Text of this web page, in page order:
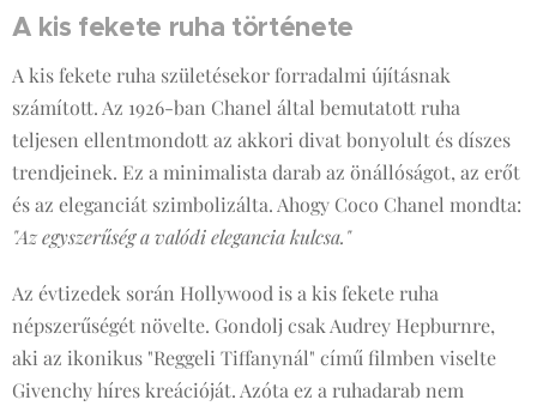
A kis fekete ruha története
A kis fekete ruha születésekor forradalmi újításnak
számított. Az 1926-ban Chanel által bemutatott ruha
teljesen ellentmondott az akkori divat bonyolult és díszes
trendjeinek. Ez a minimalista darab az önállóságot, az erőt
és az eleganciát szimbolizálta. Ahogy Coco Chanel mondta:
"Az egyszerűség a valódi elegancia kulcsa."
Az évtizedek során Hollywood is a kis fekete ruha
népszerűségét növelte. Gondolj csak Audrey Hepburnre,
aki az ikonikus "Reggeli Tiffanynál" című filmben viselte
Givenchy híres kreációját. Azóta ez a ruhadarab nem